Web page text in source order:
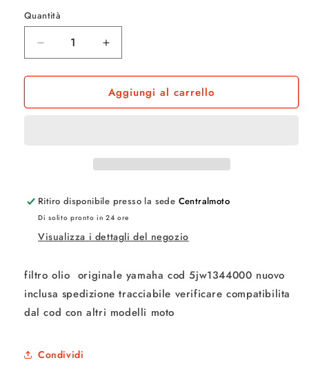
Quantità
Quantità
Diminuisci
quantità
per
olio
Aumenta
quantità
per
filtro
olio
Aggiungi al carrello
Ritiro disponibile presso la sede Centralmoto
Di solito pronto in 24 ore
Visualizza i dettagli del negozio
filtro olio originale yamaha cod 5jw1344000 nuovo
inclusa spedizione tracciabile verificare compatibilita
dal cod con altri modelli moto
Condividi